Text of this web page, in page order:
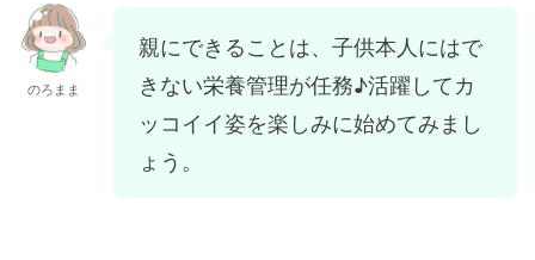
のろまま
親にできることは、子供本人にはで
きない栄養管理が任務♪活躍してカ
ッコイイ姿を楽しみに始めてみまし
ょう。